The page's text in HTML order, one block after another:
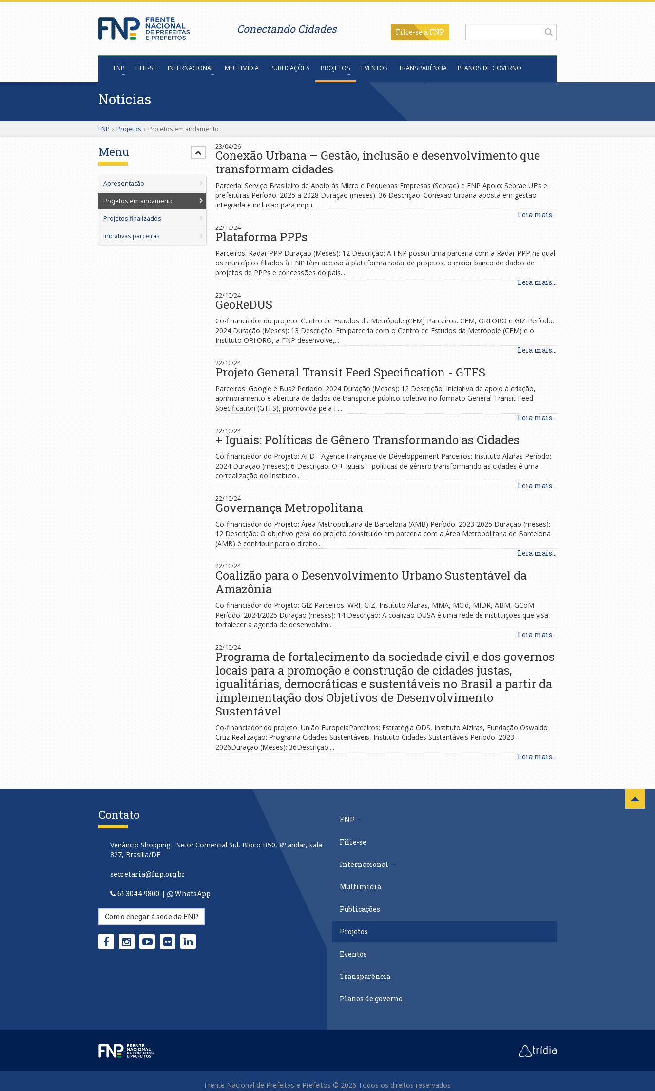
Conectando Cidades Filie-se
FNP FILIE-SE INTERNACIONAL MULTIMÍDIA PUBLICAÇÕES PROJETOS EVENTOS TRANSPARÊNCIA PLANOS DE GOVERNO
Notícias
FNP › Projetos › Projetos em andamento
23/04/26
Conexão Urbana – Gestão, inclusão e desenvolvimento que
transformam cidades
Parceria: Serviço Brasileiro de Apoio às Micro e Pequenas Empresas (Sebrae) e FNP Apoio: Sebrae UF’s e
prefeituras Período: 2025 a 2028 Duração (meses): 36 Descrição: Conexão Urbana aposta em gestão
integrada e inclusão para impu...
Leia mais...
22/10/24
Plataforma PPPs
Parceiros: Radar PPP Duração (Meses): 12 Descrição: A FNP possui uma parceria com a Radar PPP na qual
os municípios filiados à FNP têm acesso à plataforma radar de projetos, o maior banco de dados de
projetos de PPPs e concessões do país...
Leia mais...
22/10/24
GeoReDUS
Co-financiador do projeto: Centro de Estudos da Metrópole (CEM) Parceiros: CEM, ORI:ORO e GIZ Período:
2024 Duração (Meses): 13 Descrição: Em parceria com o Centro de Estudos da Metrópole (CEM) e o
Instituto ORI:ORO, a FNP desenvolve,...
Leia mais...
22/10/24
Projeto General Transit Feed Specification - GTFS
Parceiros: Google e Bus2 Período: 2024 Duração (Meses): 12 Descrição: Iniciativa de apoio à criação,
aprimoramento e abertura de dados de transporte público coletivo no formato General Transit Feed
Specification (GTFS), promovida pela F...
Leia mais...
22/10/24
+ Iguais: Políticas de Gênero Transformando as Cidades
Co-financiador do Projeto: AFD - Agence Française de Développement Parceiros: Instituto Alziras Período:
2024 Duração (meses): 6 Descrição: O + Iguais – políticas de gênero transformando as cidades é uma
correalização do Instituto...
Leia mais...
22/10/24
Governança Metropolitana
Co-financiador do Projeto: Área Metropolitana de Barcelona (AMB) Período: 2023-2025 Duração (meses):
12 Descrição: O objetivo geral do projeto construído em parceria com a Área Metropolitana de Barcelona
(AMB) é contribuir para o direito...
Leia mais...
22/10/24
Coalizão para o Desenvolvimento Urbano Sustentável da
Amazônia
Co-financiador do Projeto: GIZ Parceiros: WRI, GIZ, Instituto Alziras, MMA, MCid, MIDR, ABM, GCoM
Período: 2024/2025 Duração (meses): 14 Descrição: A coalizão DUSA é uma rede de instituições que visa
fortalecer a agenda de desenvolvim...
Leia mais...
22/10/24
Programa de fortalecimento da sociedade civil e dos governos
locais para a promoção e construção de cidades justas,
igualitárias, democráticas e sustentáveis no Brasil a partir da
implementação dos Objetivos de Desenvolvimento
Sustentável
Co-financiador do projeto: União EuropeiaParceiros: Estratégia ODS, Instituto Alziras, Fundação Oswaldo
Cruz Realização: Programa Cidades Sustentáveis, Instituto Cidades Sustentáveis Período: 2023 -
2026Duração (Meses): 36Descrição:...
Leia mais...
Menu
Apresentação
Projetos em andamento
Projetos finalizados
Iniciativas parceiras
Contato
Venâncio Shopping - Setor Comercial Sul, Bloco B50, 8º andar, sala
827, Brasília/DF
secretaria@fnp.org.br
61 3044.9800 | WhatsApp
Como chegar à sede da FNP
FNP
Filie-se
Internacional
Multimídia
Publicações
Projetos
Eventos
Transparência
Planos de governo
Frente Nacional de Prefeitas e Prefeitos © 2026 Todos os direitos reservados